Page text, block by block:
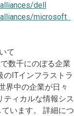
dell
microsoft
て
数千にのぼる企業
のITインフラストラ
界中の企業が日々
ティカルな情報シス
います。 詳細につ